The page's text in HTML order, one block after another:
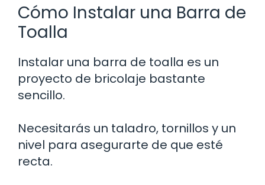
Cómo Instalar una Barra de
Toalla
Instalar una barra de toalla es un
proyecto de bricolaje bastante
sencillo.
Necesitarás un taladro, tornillos y un
nivel para asegurarte de que esté
recta.